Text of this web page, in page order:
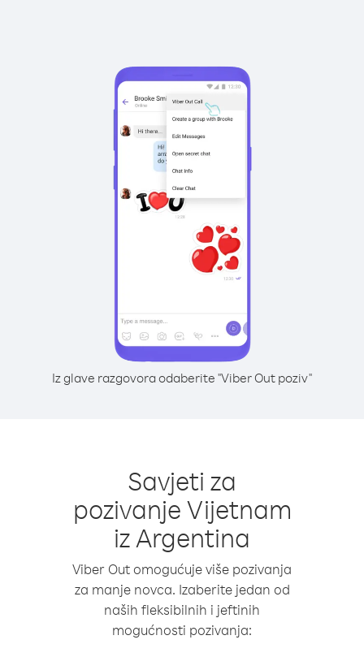
Iz glave razgovora odaberite "Viber Out poziv"
Savjeti za
pozivanje Vijetnam
iz Argentina
Viber Out omogućuje više pozivanja
za manje novca. Izaberite jedan od
naših fleksibilnih i jeftinih
mogućnosti pozivanja: